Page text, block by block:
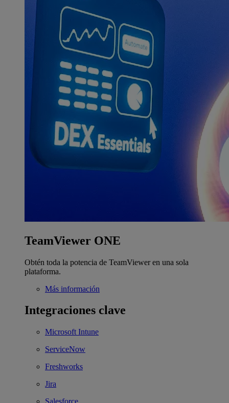
TeamViewer ONE
Obtén toda la potencia de TeamViewer en una sola
plataforma.
Más información
Integraciones clave
Microsoft Intune
ServiceNow
Freshworks
Jira